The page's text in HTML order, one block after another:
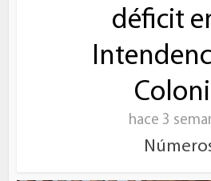
déficit
hace 3